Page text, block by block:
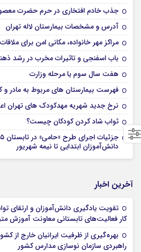
جذب خادم افتخاری در حرم حضرت
آدرس و مشخصات بیمارستان لاله تهران
مراکز مهر خانواده، مکانی امن برای
باب اسفنجی و تاثیرات مخرب در رشد
هفت سال سوم یا مرحله وزارت
فهرست بیمارستان های مربوط به مادر و
نرخ جدید شهریه مهدکودک های تهران
ثواب شاد کردن کودکان چیست؟
دانش‌آموزان ابتدایی تا نیمه شهریور
آخرین اخبار
تقویت یادگیری دانش‌آموزان و ارتقای
کار فعالیت‌های تابستانی معاونت آموزش
بهره‌گیری از ظرفیت ایرانیان خارج از
راهبردی سازمان نوسازی مدارس کشور